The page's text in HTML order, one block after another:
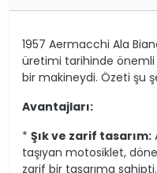
1957 Aermacchi Ala
üretimi tarihinde önemli
bir makineydi. Özeti şu
Avantajları:
* Şık ve zarif tasarım:
taşıyan motosiklet,
zarif bir tasarıma sahipti.